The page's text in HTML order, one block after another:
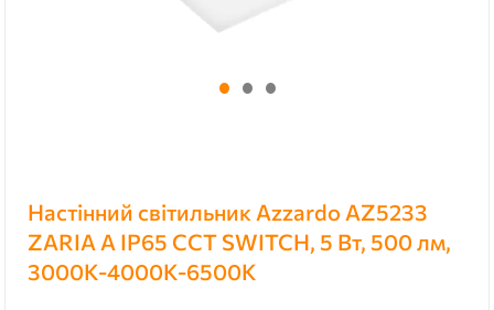
Настінний світильник Azzardo AZ5233
ZARIA A IP65 CCT SWITCH, 5 Вт, 500 лм,
3000K-4000K-6500K